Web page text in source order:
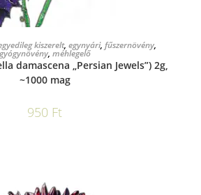
KOSÁRBA TESZEM
kiszerelt, egynyári, fűszernövény,
gyógynövény, méhlegelő
damascena „Persian Jewels”) 2g,
~1000 mag
950 Ft